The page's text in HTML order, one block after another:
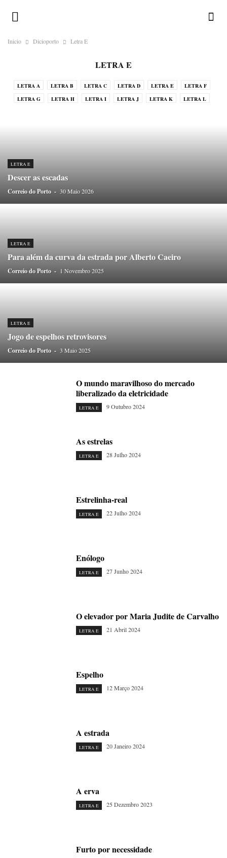
Inicio Dicioporto Letra E
LETRA E
LETRA A LETRA B LETRA C LETRA D LETRA E
LETRA F
LETRA G
LETRA H LETRA I LETRA J LETRA K
LETRA L
LETRA E
Descer as escadas
Correio do Porto - 30 Maio 2026
LETRA E
Para além da curva da estrada por Alberto Caeiro
Correio do Porto - 1 Novembro 2025
LETRA E
Jogo de espelhos retrovisores
Correio do Porto - 3 Maio 2025
O mundo maravilhoso do mercado
liberalizado da eletricidade
LETRA E 9 Outubro 2024
As estrelas
LETRA E 28 Julho 2024
Estrelinha-real
LETRA E 22 Julho 2024
Enólogo
LETRA E 27 Junho 2024
O elevador por Maria Judite de Carvalho
LETRA E 21 Abril 2024
Espelho
LETRA E 12 Março 2024
A estrada
LETRA E 20 Janeiro 2024
A erva
LETRA E 25 Dezembro 2023
Furto por necessidade